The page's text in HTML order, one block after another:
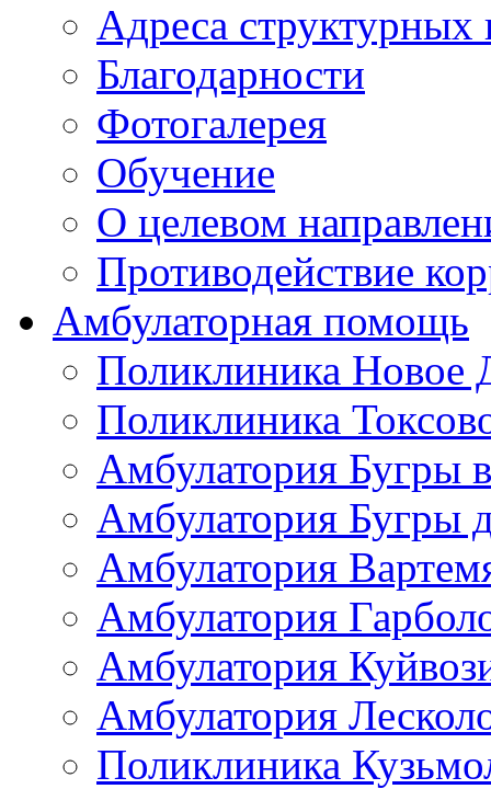
Адреса структурных
Благодарности
Фотогалерея
Обучение
О целевом
Противодействие
Амбулаторная помощь
Поликлиника Новое
Поликлиника
Амбулатория Бугры
Амбулатория Бугры
Амбулатория
Амбулатория
Амбулатория
Амбулатория
Поликлиника